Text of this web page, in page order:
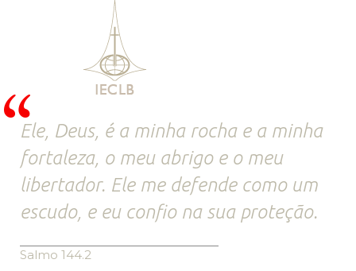
Ele, Deus, é a minha rocha e a minha
fortaleza, o meu abrigo e o meu
libertador. Ele me defende como um
escudo, e eu confio na sua proteção.
Salmo 144.2